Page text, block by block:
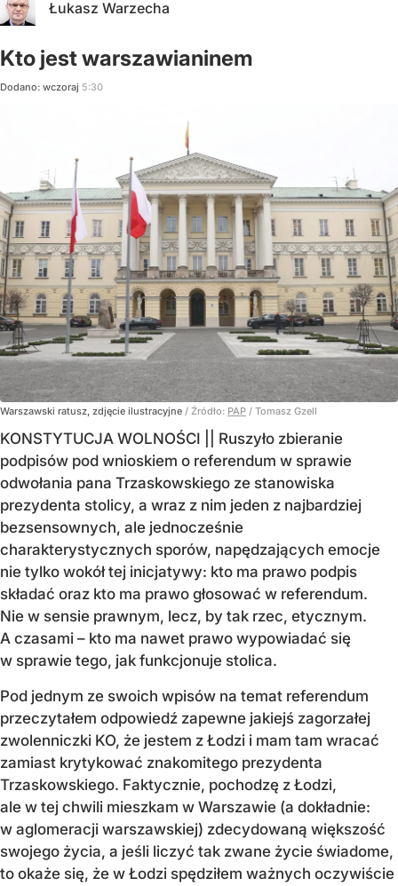
Łukasz Warzecha
Kto jest warszawianinem
Dodano: wczoraj 5:30
Warszawski ratusz, zdjęcie ilustracyjne / Źródło: PAP / Tomasz Gzell
KONSTYTUCJA WOLNOŚCI || Ruszyło zbieranie
podpisów pod wnioskiem o referendum w sprawie
odwołania pana Trzaskowskiego ze stanowiska
prezydenta stolicy, a wraz z nim jeden z najbardziej
bezsensownych, ale jednocześnie
charakterystycznych sporów, napędzających emocje
nie tylko wokół tej inicjatywy: kto ma prawo podpis
składać oraz kto ma prawo głosować w referendum.
Nie w sensie prawnym, lecz, by tak rzec, etycznym.
A czasami – kto ma nawet prawo wypowiadać się
w sprawie tego, jak funkcjonuje stolica.
Pod jednym ze swoich wpisów na temat referendum
przeczytałem odpowiedź zapewne jakiejś zagorzałej
zwolenniczki KO, że jestem z Łodzi i mam tam wracać
zamiast krytykować znakomitego prezydenta
Trzaskowskiego. Faktycznie, pochodzę z Łodzi,
ale w tej chwili mieszkam w Warszawie (a dokładnie:
w aglomeracji warszawskiej) zdecydowaną większość
swojego życia, a jeśli liczyć tak zwane życie świadome,
to okaże się, że w Łodzi spędziłem ważnych oczywiście